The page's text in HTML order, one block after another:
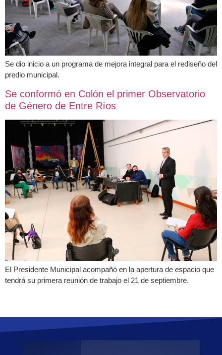
Se dio inicio a un programa de mejora integral para el rediseño del
predio municipal.
Se conformó en Colón el primer Observatorio
de Género de Entre Ríos
El Presidente Municipal acompañó en la apertura de espacio que
tendrá su primera reunión de trabajo el 21 de septiembre.